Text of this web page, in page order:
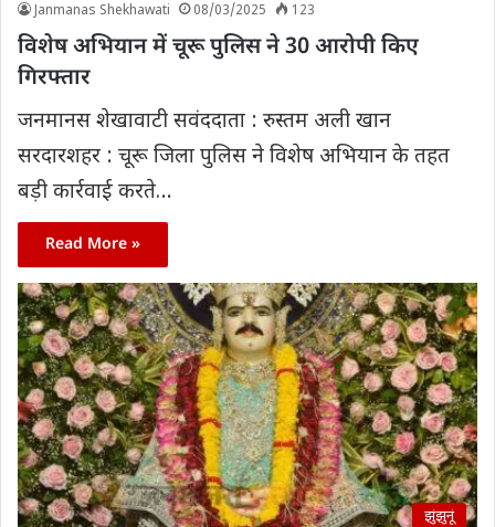
Janmanas Shekhawati 08/03/2025 123
विशेष अभियान में चूरू पुलिस ने 30 आरोपी किए
गिरफ्तार
जनमानस शेखावाटी सवंददाता : रुस्तम अली खान
सरदारशहर : चूरू जिला पुलिस ने विशेष अभियान के तहत
बड़ी कार्रवाई करते…
Read More »
झुंझुनूं